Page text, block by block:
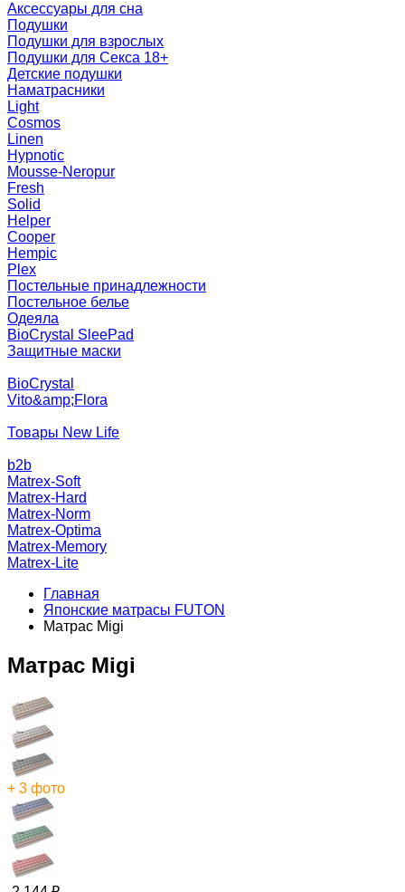
Аксессуары для сна
Подушки
Подушки для взрослых
Подушки для Секса 18+
Детские подушки
Наматрасники
Light
Cosmos
Linen
Hypnotic
Mousse-Neropur
Fresh
Solid
Helper
Cooper
Hempic
Plex
Постельные принадлежности
Постельное белье
Одеяла
BioCrystal SleePad
Защитные маски
BioCrystal
Vito&amp;Flora
Товары New Life
b2b
Matrex-Soft
Matrex-Hard
Matrex-Norm
Matrex-Optima
Matrex-Memory
Matrex-Lite
Главная
Японские матрасы FUTON
Матрас Migi
Матрас Migi
+ 3 фото